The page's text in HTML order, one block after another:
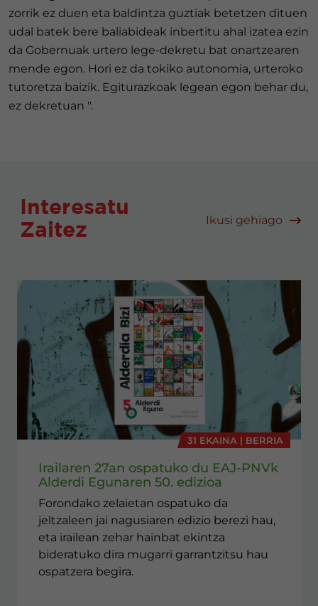
zorrik ez duen eta baldintza guztiak betetzen dituen
udal batek bere baliabideak inbertitu ahal izatea ezin
da Gobernuak urtero lege-dekretu bat onartzearen
mende egon. Hori ez da tokiko autonomia, urteroko
tutoretza baizik. Egiturazkoak legean egon behar du,
ez dekretuan ".
Interesatu
Zaitez
Ikusi gehiago
31 EKAINA | BERRIA
Irailaren 27an ospatuko du EAJ-PNVk
Alderdi Egunaren 50. edizioa
Forondako zelaietan ospatuko da
jeltzaleen jai nagusiaren edizio berezi hau,
eta irailean zehar hainbat ekintza
bideratuko dira mugarri garrantzitsu hau
ospatzera begira.